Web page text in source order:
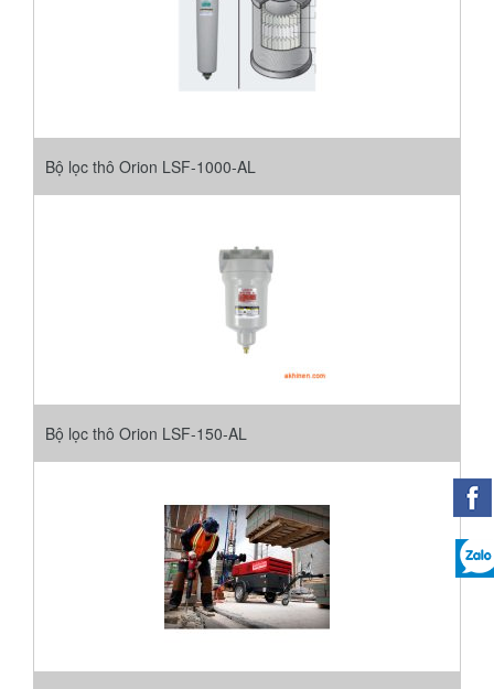
Bộ lọc thô Orion LSF-1000-AL
Bộ lọc thô Orion LSF-150-AL